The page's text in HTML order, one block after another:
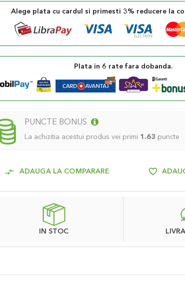
Alege plata cu cardul si primesti 3% reducere la
Plata in 6 rate fara dobanda.
PUNCTE BONUS
La achizitia acestui produs vei primi 1.63 puncte
ADAUGA LA COMPARARE
IN STOC